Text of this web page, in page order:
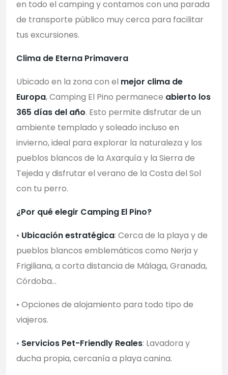
en todo el camping y contamos con una parada
de transporte público muy cerca para facilitar
tus excursiones.
Clima de Eterna Primavera
Ubicado en la zona con el mejor clima de
Europa, Camping El Pino permanece abierto los
365 días del año. Esto permite disfrutar de un
ambiente templado y soleado incluso en
invierno, ideal para explorar la naturaleza y los
pueblos blancos de la Axarquía y la Sierra de
Tejeda y disfrutar el verano de la Costa del Sol
con tu perro.
¿Por qué elegir Camping El Pino?
• Ubicación estratégica: Cerca de la playa y de
pueblos blancos emblemáticos como Nerja y
Frigiliana, a corta distancia de Málaga, Granada,
Córdoba…
• Opciones de alojamiento para todo tipo de
viajeros.
• Servicios Pet-Friendly Reales: Lavadora y
ducha propia, cercanía a playa canina.